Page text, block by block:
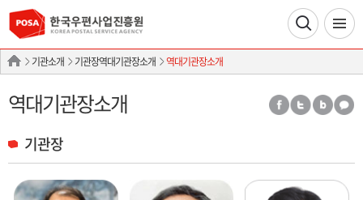
기관소개 기관장역대기관장소개 역대기관장소개
역대기관장소개
기관장